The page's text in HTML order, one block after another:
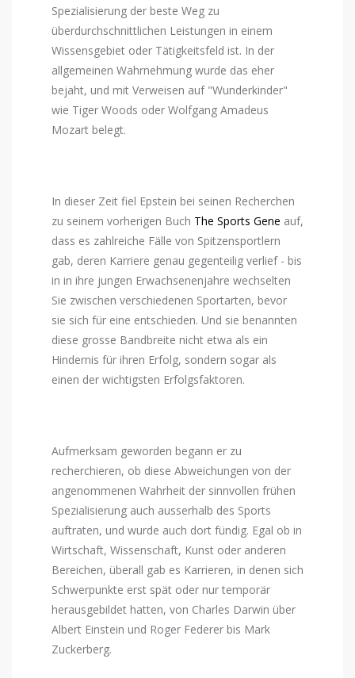
Spezialisierung der beste Weg zu
überdurchschnittlichen Leistungen in einem
Wissensgebiet oder Tätigkeitsfeld ist. In der
allgemeinen Wahrnehmung wurde das eher
bejaht, und mit Verweisen auf "Wunderkinder"
wie Tiger Woods oder Wolfgang Amadeus
Mozart belegt.
In dieser Zeit fiel Epstein bei seinen Recherchen
zu seinem vorherigen Buch The Sports Gene auf,
dass es zahlreiche Fälle von Spitzensportlern
gab, deren Karriere genau gegenteilig verlief - bis
in in ihre jungen Erwachsenenjahre wechselten
Sie zwischen verschiedenen Sportarten, bevor
sie sich für eine entschieden. Und sie benannten
diese grosse Bandbreite nicht etwa als ein
Hindernis für ihren Erfolg, sondern sogar als
einen der wichtigsten Erfolgsfaktoren.
Aufmerksam geworden begann er zu
recherchieren, ob diese Abweichungen von der
angenommenen Wahrheit der sinnvollen frühen
Spezialisierung auch ausserhalb des Sports
auftraten, und wurde auch dort fündig. Egal ob in
Wirtschaft, Wissenschaft, Kunst oder anderen
Bereichen, überall gab es Karrieren, in denen sich
Schwerpunkte erst spät oder nur temporär
herausgebildet hatten, von Charles Darwin über
Albert Einstein und Roger Federer bis Mark
Zuckerberg.